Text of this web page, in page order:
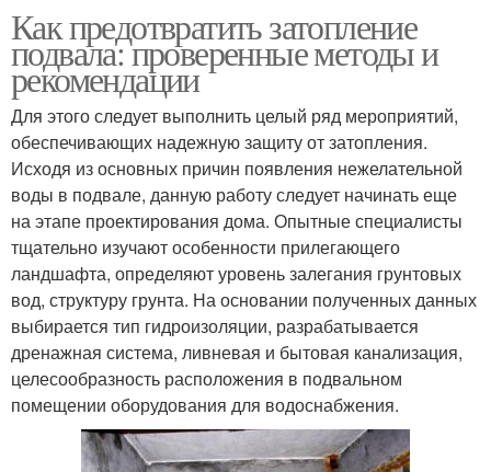
Как предотвратить затопление
подвала: проверенные методы и
рекомендации
Для этого следует выполнить целый ряд мероприятий,
обеспечивающих надежную защиту от затопления.
Исходя из основных причин появления нежелательной
воды в подвале, данную работу следует начинать еще
на этапе проектирования дома. Опытные специалисты
тщательно изучают особенности прилегающего
ландшафта, определяют уровень залегания грунтовых
вод, структуру грунта. На основании полученных данных
выбирается тип гидроизоляции, разрабатывается
дренажная система, ливневая и бытовая канализация,
целесообразность расположения в подвальном
помещении оборудования для водоснабжения.